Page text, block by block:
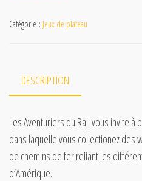
Catégorie : Jeux de plateau
DESCRIPTION
Les Aventuriers du Rail vous invite
dans laquelle vous collectionez des
de chemins de fer reliant les
d’Amérique.